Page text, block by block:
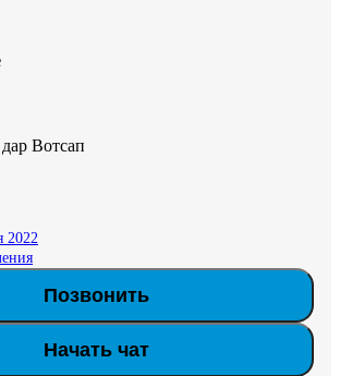
Вотсап
2022
Позвонить
Начать чат